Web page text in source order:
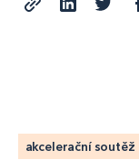
akcelerační soutěž